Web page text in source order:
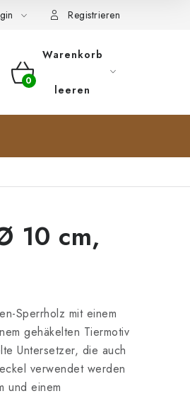
Registrieren
WARENKORB
Warenkorb
leeren
10 cm,
Sperrholz mit einem
gehäkelten Tiermotiv
Untersetzer, die auch
verwendet werden
und einem